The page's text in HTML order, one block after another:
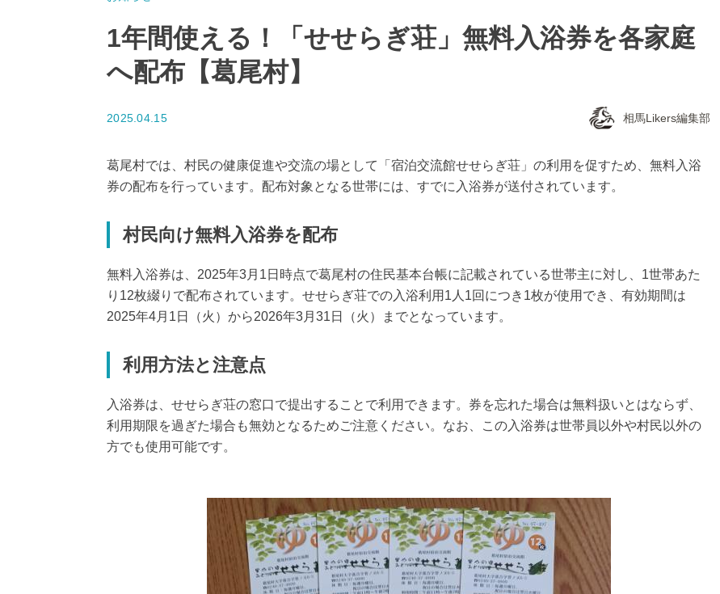
1年間使える！「せせらぎ荘」無料入浴券を各家庭
へ配布【葛尾村】
2025.04.15 相馬Likers編集部
葛尾村では、村民の健康促進や交流の場として「宿泊交流館せせらぎ荘」の利用を促すため、無料入浴
券の配布を行っています。配布対象となる世帯には、すでに入浴券が送付されています。
村民向け無料入浴券を配布
無料入浴券は、2025年3月1日時点で葛尾村の住民基本台帳に記載されている世帯主に対し、1世帯あた
り12枚綴りで配布されています。せせらぎ荘での入浴利用1人1回につき1枚が使用でき、有効期間は
2025年4月1日（火）から2026年3月31日（火）までとなっています。
利用方法と注意点
入浴券は、せせらぎ荘の窓口で提出することで利用できます。券を忘れた場合は無料扱いとはならず、
利用期限を過ぎた場合も無効となるためご注意ください。なお、この入浴券は世帯員以外や村民以外の
方でも使用可能です。